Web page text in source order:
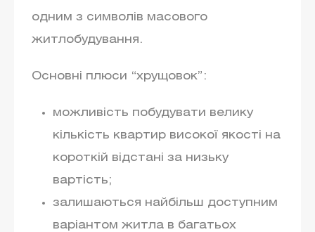
одним з символів масового
житлобудування.
Основні плюси “хрущовок”:
можливість побудувати велику
кількість квартир високої якості на
короткій відстані за низьку
вартість;
залишаються найбільш доступним
варіантом житла в багатьох